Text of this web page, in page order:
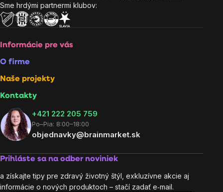
Sme hrdými partnermi klubov:
Informácie pre vás
O firme
Naše projekty
Kontakty
+421 222 205 759
Po–Pia: 8:00–18:00
objednavky@brainmarket.sk
Prihláste sa na odber noviniek
a získajte tipy pre zdravý životný štýl, exkluzívne akcie aj
informácie o nových produktoch – stačí zadať e‑mail.